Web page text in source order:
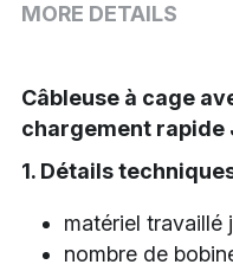
MORE DETAILS
Câbleuse à cage
chargement rapide
1. Détails
matériel travaillé
nombre de